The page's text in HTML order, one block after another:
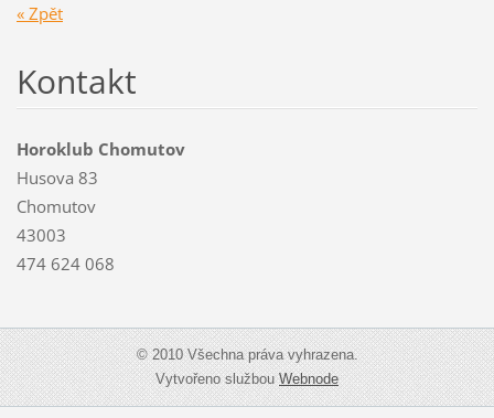
« Zpět
Kontakt
Horoklub Chomutov
Husova 83
Chomutov
43003
474 624 068
© 2010 Všechna práva vyhrazena.
Vytvořeno službouWebnode